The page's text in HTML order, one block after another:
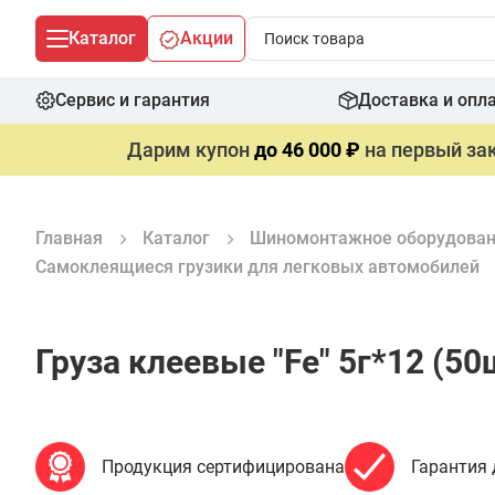
Каталог Акции
Сервис и гарантия Доставка и
Дарим купондо 46 000 ₽ на первый
Главная Каталог Шиномонтажное
Самоклеящиеся грузики для легковых автомобилей
Груза клеевые "Fe" 5г*12
Продукция сертифицирована Гарантия